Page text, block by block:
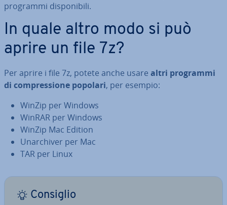
programmi di­spo­ni­bi­li.
In quale altro modo si può
aprire un file 7z?
Per aprire i file 7z, potete anche usare altri programmi
di com­pres­sio­ne popolari, per esempio:
WinZip per Windows
WinRAR per Windows
WinZip Mac Edition
Unar­chi­ver per Mac
TAR per Linux
Consiglio